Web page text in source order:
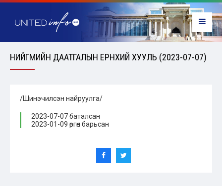
НИЙГМИЙН ДААТГАЛЫН ЕРӨНХИЙ ХУУЛЬ (2023-07-07)
/Шинэчилсэн найруулга/
2023-07-07 баталсан
2023-01-09 өргөн барьсан